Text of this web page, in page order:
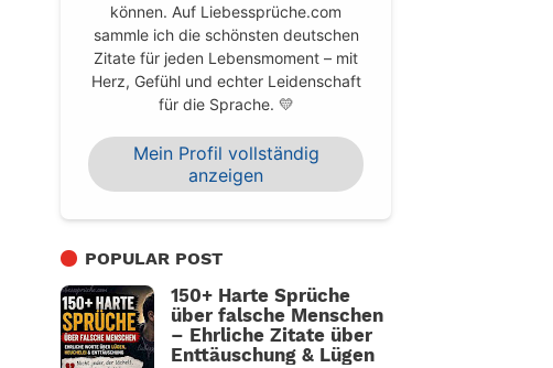
können. Auf Liebessprüche.com
sammle ich die schönsten deutschen
Zitate für jeden Lebensmoment – mit
Herz, Gefühl und echter Leidenschaft
für die Sprache. 💛
Mein Profil vollständig
anzeigen
POPULAR POST
150+ Harte Sprüche
über falsche Menschen
– Ehrliche Zitate über
Enttäuschung & Lügen